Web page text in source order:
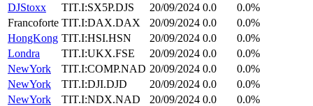
DJStoxx
TIT.I:SX5P.DJS 20/09/2024 0.0
0.0%
Francoforte TIT.I:DAX.DAX 20/09/2024 0.0
0.0%
HongKong TIT.I:HSI.HSN 20/09/2024 0.0
0.0%
Londra
TIT.I:UKX.FSE 20/09/2024 0.0
0.0%
NewYork
TIT.I:COMP.NAD 20/09/2024 0.0
0.0%
NewYork
TIT.I:DJI.DJD 20/09/2024 0.0
0.0%
NewYork
TIT.I:NDX.NAD 20/09/2024 0.0
0.0%